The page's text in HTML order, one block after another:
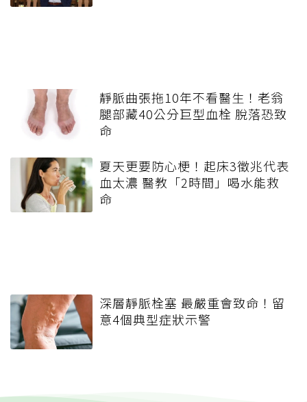
靜脈曲張拖10年不看醫生！老翁
腿部藏40公分巨型血栓 脫落恐致
命
夏天更要防心梗！起床3徵兆代表
血太濃 醫教「2時間」喝水能救
命
深層靜脈栓塞 最嚴重會致命！留
意4個典型症狀示警